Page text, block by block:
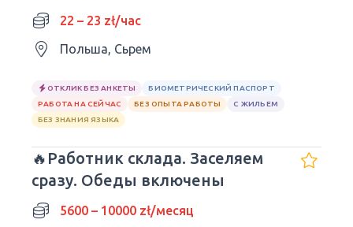
22 – 23 zł/час
Польша, Сьрем
ОТКЛИК БЕЗ АНКЕТЫ
БИОМЕТРИЧЕСКИЙ ПАСПОРТ
РАБОТА НА СЕЙЧАС
БЕЗ ОПЫТА РАБОТЫ
С ЖИЛЬЕМ
БЕЗ ЗНАНИЯ ЯЗЫКА
🔥Работник склада. Заселяем
сразу. Обеды включены
5600 – 10000 zł/месяц